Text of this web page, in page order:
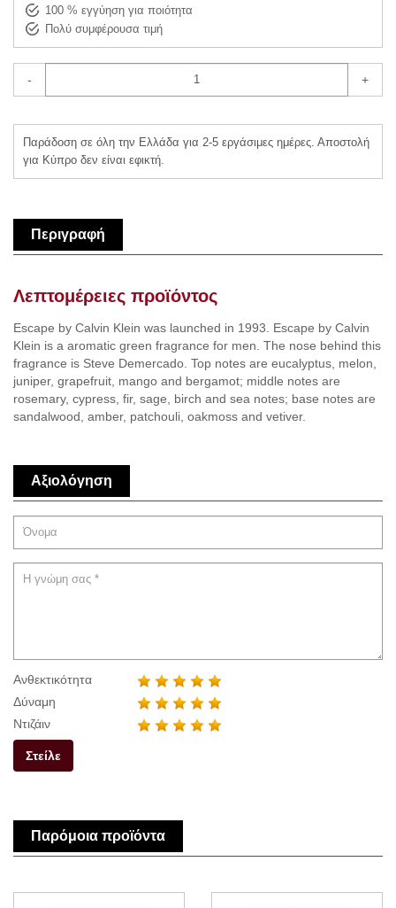
100 % εγγύηση για ποιότητα
Πολύ συμφέρουσα τιμή
- +
Παράδοση σε όλη την Ελλάδα για 2-5 εργάσιμες ημέρες. Αποστολή
για Κύπρο δεν είναι εφικτή.
Περιγραφή
Λεπτομέρειες προϊόντος
Escape by Calvin Klein was launched in 1993. Escape by Calvin
Klein is a aromatic green fragrance for men. The nose behind this
fragrance is Steve Demercado. Top notes are eucalyptus, melon,
juniper, grapefruit, mango and bergamot; middle notes are
rosemary, cypress, fir, sage, birch and sea notes; base notes are
sandalwood, amber, patchouli, oakmoss and vetiver.
Αξιολόγηση
Ανθεκτικότητα
Δύναμη
Ντιζάιν
Στείλε
Παρόμοια προϊόντα